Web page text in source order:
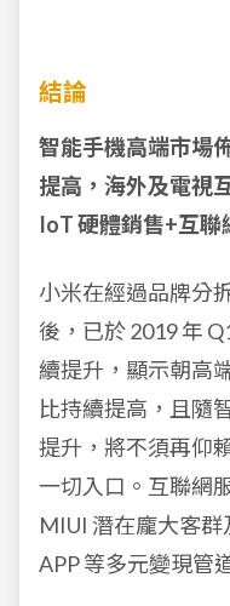
結論
智能手機高端市場
提高，海外及電視
IoT 硬體銷售+互聯
小米在經過品牌分
後，已於 2019 年
續提升，顯示朝高
比持續提高，且隨
提升，將不須再仰
一切入口。互聯網
MIUI 潛在龐大客
APP 等多元變現管